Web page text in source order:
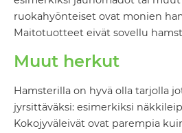
ruokahyönteiset ovat monien
Maitotuotteet eivät sovellu
Muut herkut
Hamsterilla on hyvä olla tarjolla
jyrsittäväksi: esimerkiksi
Kokojyväleivät ovat parempia